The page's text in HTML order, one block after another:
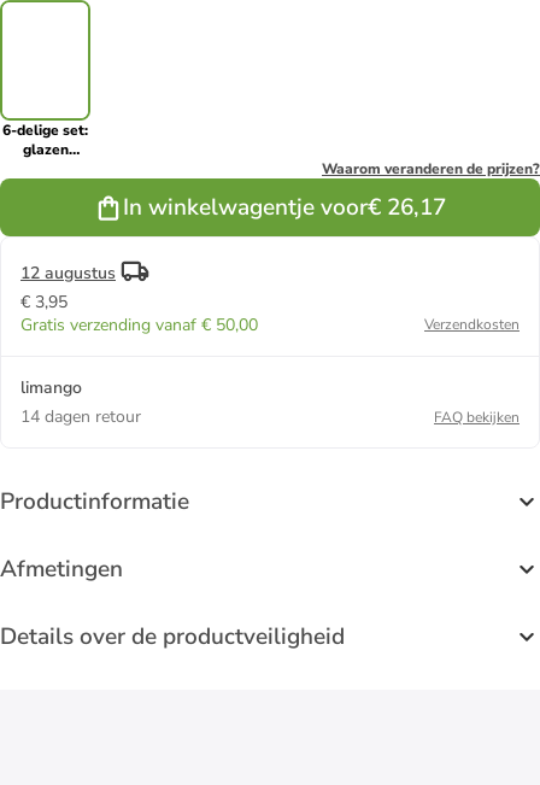
6-delige set:
glazen
transparant/grijs
Waarom veranderen de prijzen?
In winkelwagentje voor€ 26,17
12 augustus
€ 3,95
Gratis verzending vanaf € 50,00
Verzendkosten
limango
14 dagen retour
FAQ bekijken
Productinformatie
Afmetingen
Details over de productveiligheid